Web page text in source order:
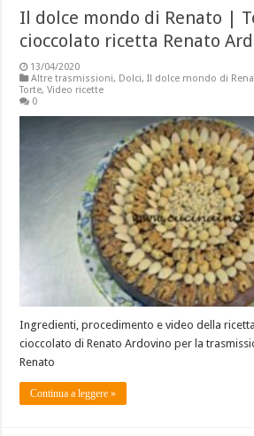
Il dolce mondo di Renato |
cioccolato ricetta Renato
13/04/2020
Altre trasmissioni, Dolci,Il dolce mondo di
Torte,Video ricette
0
Ingredienti, procedimento e video della
cioccolato di Renato Ardovino per la
Renato
Continua a leggere »